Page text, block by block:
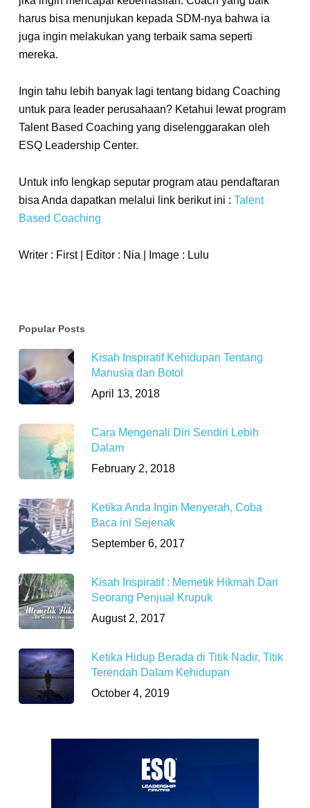
harus bisa menunjukan kepada SDM-nya bahwa ia
juga ingin melakukan yang terbaik sama seperti
mereka.
Ingin tahu lebih banyak lagi tentang bidang Coaching
untuk para leader perusahaan? Ketahui lewat program
Talent Based Coaching yang diselenggarakan oleh
ESQ Leadership Center.
Untuk info lengkap seputar program atau pendaftaran
bisa Anda dapatkan melalui link berikut ini : Talent
Based Coaching
Writer : First | Editor : Nia | Image : Lulu
Popular Posts
Kisah Inspiratif Kehidupan Tentang
Manusia dan Botol
April 13, 2018
Cara Mengenali Diri Sendiri Lebih
Dalam
February 2, 2018
Ketika Anda Ingin Menyerah, Coba
Baca ini Sejenak
September 6, 2017
Kisah Inspiratif : Memetik Hikmah Dari
Seorang Penjual Krupuk
August 2, 2017
Ketika Hidup Berada di Titik Nadir, Titik
Terendah Dalam Kehidupan
October 4, 2019